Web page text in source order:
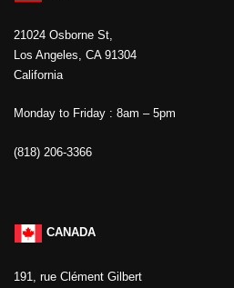
21024 Osborne St,
Los Angeles, CA 91304
California
Monday to Friday : 8am – 5pm
(818) 206-3366
CANADA
191, rue Clément Gilbert